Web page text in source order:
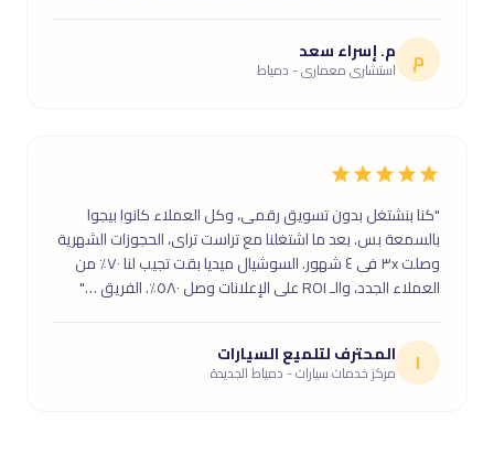
م م. إسراء سعد
استشارى معمارى - دمياط
"كنا بنشتغل بدون تسويق رقمى، وكل العملاء كانوا بيجوا
بالسمعة بس. بعد ما اشتغلنا مع تراست تراى، الحجوزات الشهرية
وصلت ٣x فى ٤ شهور. السوشيال ميديا بقت تجيب لنا ٧٠٪ من
العملاء الجدد، والـ ROI على الإعلانات وصل ٥٨٠٪. الفريق …"
ا المحترف لتلميع السيارات
مركز خدمات سيارات - دمياط الجديدة